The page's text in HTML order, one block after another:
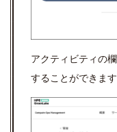
アクティビティの欄
することができます